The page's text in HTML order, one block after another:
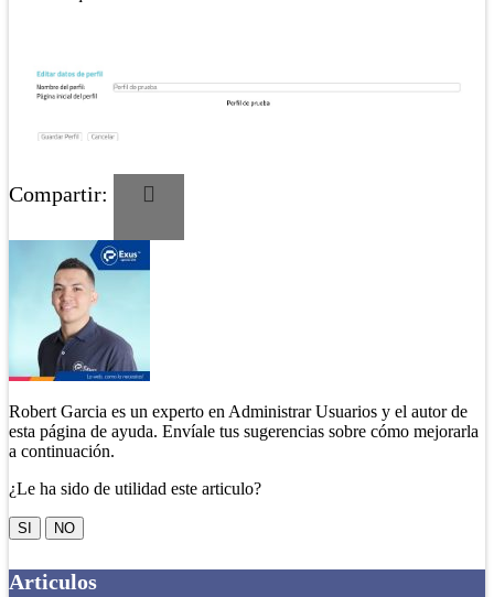
Compartir:
Robert Garcia es un experto en Administrar Usuarios y el autor de
esta página de ayuda. Envíale tus sugerencias sobre cómo mejorarla
a continuación.
¿Le ha sido de utilidad este articulo?
SI NO
Articulos